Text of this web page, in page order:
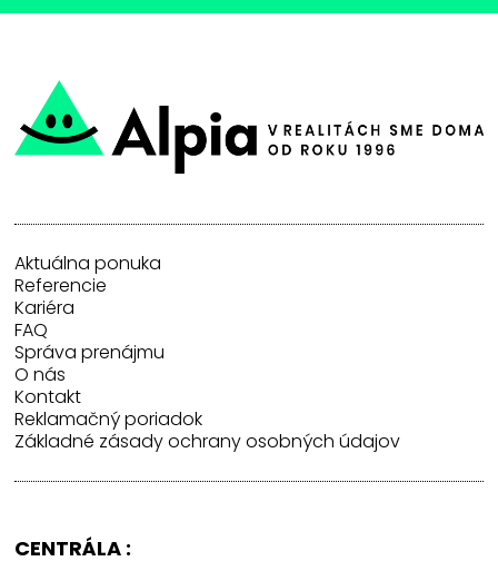
Aktuálna ponuka
Referencie
Kariéra
FAQ
Správa prenájmu
O nás
Kontakt
Reklamačný poriadok
Základné zásady ochrany osobných údajov
CENTRÁLA :